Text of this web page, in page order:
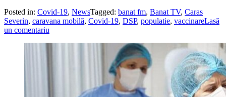
Posted in: Covid-19, NewsTagged: banat fm, Banat TV, Caras
Severin, caravana mobilă, Covid-19, DSP, populatie, vaccinareLasă
un comentariu